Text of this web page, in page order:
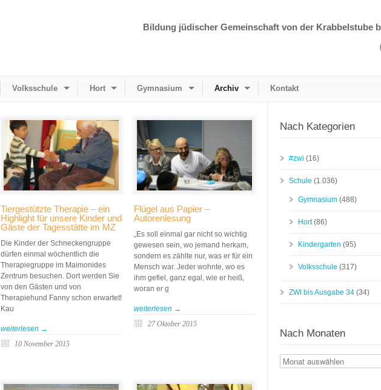
Bildung jüdischer Gemeinschaft von der Krabbelstube
Volksschule Hort Gymnasium Archiv Kontakt
Tiergestützte Therapie – ein
Highlight für unsere Kinder und
Gäste der Tagesstätte im MZ
Die Kinder der Schneckengruppe
dürfen einmal wöchentlich die
Therapiegruppe im Maimonides
Zentrum besuchen. Dort werden Sie
von den Gästen und von
Therapiehund Fanny schon erwartet!
Kau
weiterlesen →
10 November 2015
Flügel aus Papier –
Autorenlesung
„Es soll einmal gar nicht so wichtig
gewesen sein, wo jemand herkam,
sondern es zählte nur, was er für ein
Mensch war. Jeder wohnte, wo es
ihm gefiel, ganz egal, wie er heiß,
woran er g
weiterlesen →
27 Oktober 2015
Nach Kategorien
#zwi (16)
Schule (1.036)
Gymnasium (488)
Hort(86)
Kindergarten (95)
Volksschule (317)
ZWI bis Ausgabe 34 (34)
Nach Monaten
Nach
Monaten